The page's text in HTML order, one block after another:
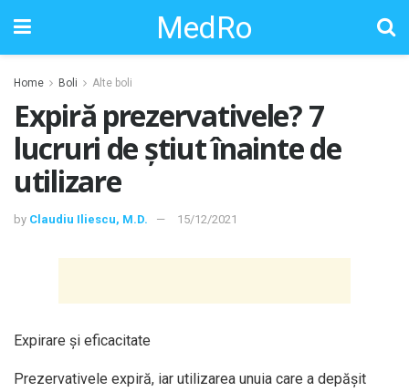
MedRo
Home Boli Alte boli
Expiră prezervativele? 7
lucruri de știut înainte de
utilizare
by Claudiu Iliescu, M.D. 15/12/2021
Expirare și eficacitate
Prezervativele expiră, iar utilizarea unuia care a depășit